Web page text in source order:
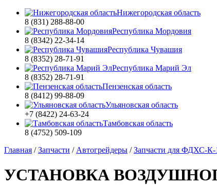
Нижегородская область
8 (831) 288-88-00
Республика Мордовия
8 (8342) 22-34-14
Республика Чувашия
8 (8352) 28-71-91
Республика Марий Эл
8 (8352) 28-71-91
Пензенская область
8 (8412) 99-88-09
Ульяновская область
+7 (8422) 24-63-24
Тамбовская область
8 (4752) 509-109
Главная /Запчасти / Автогрейдеры /Запчасти для ФДХС-К-
УСТАНОВКА ВОЗДУШНОГО